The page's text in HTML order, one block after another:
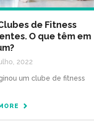
de Fitness
O que têm em
2022
um clube de fitness